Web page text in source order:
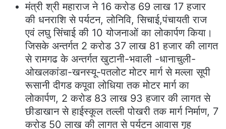
मंत्री श्री महाराज ने 16 करोड 69 लाख 17 हजार
की धनराशि से पर्यटन, लोनिवि, सिचाई,पंचायती राज
एवं लघु सिंचाई की 10 योजनाओं का लोकार्पण किया।
जिसके अन्तर्गत 2 करोड 37 लाख 81 हजार की लागत
से रामगढ के अन्तर्गत खुटानी-भवाली -धानाचुली-
ओखलकांडा-खनस्यू-पतलोट मोटर मार्ग से मल्ला सूपी
रूसानी दीगड कपूवा लोधिया तक मोटर मार्ग का
लोकार्पण, 2 करोड 83 लाख 93 हजार की लागत से
छीडाखान से हाईस्कूल तल्ली पोखरी तक मार्ग निर्माण, 7
करोड 50 लाख की लागत से पर्यटन आवास गृह